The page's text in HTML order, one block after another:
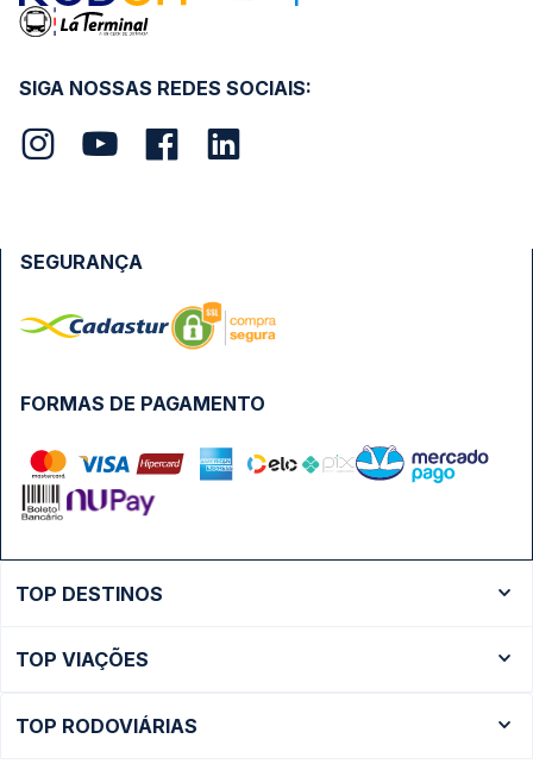
SIGA NOSSAS REDES SOCIAIS:
FORMAS DE PAGAMENTO
SEGURANÇA
TOP DESTINOS
Ônibus São Paulo
TOP VIAÇÕES
TOP RODOVIÁRIAS